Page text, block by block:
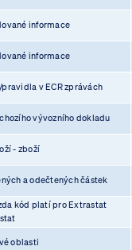
informace
informace
v ECR zprávách
vývozního dokladu
- zboží
a odečtených částek
kód platí pro Extrastat
oblasti